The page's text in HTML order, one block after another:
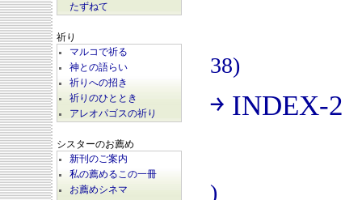
たずねて
祈り
マルコで祈る
神との語らい
祈りへの招き
祈りのひととき
アレオパゴスの祈り
シスターのお薦め
新刊のご案内
私の薦めるこの一冊
お薦めシネマ
38)
￫ INDEX-2
)